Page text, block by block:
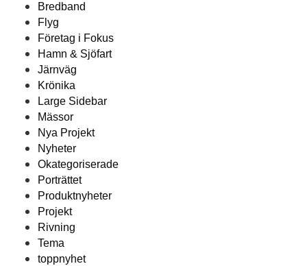
Bredband
Flyg
Företag i Fokus
Hamn & Sjöfart
Järnväg
Krönika
Large Sidebar
Mässor
Nya Projekt
Nyheter
Okategoriserade
Porträttet
Produktnyheter
Projekt
Rivning
Tema
toppnyhet